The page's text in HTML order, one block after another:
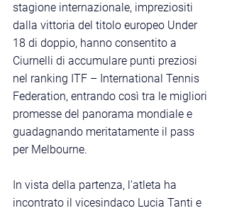
stagione internazionale, impreziositi
dalla vittoria del titolo europeo Under
18 di doppio, hanno consentito a
Ciurnelli di accumulare punti preziosi
nel ranking ITF – International Tennis
Federation, entrando così tra le migliori
promesse del panorama mondiale e
guadagnando meritatamente il pass
per Melbourne.
In vista della partenza, l’atleta ha
incontrato il vicesindaco Lucia Tanti e